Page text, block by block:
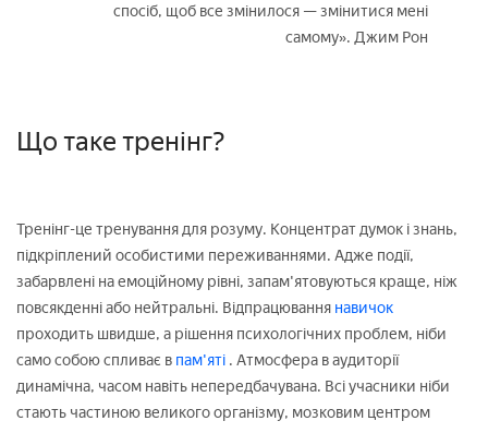
спосіб, щоб все змінилося — змінитися мені
самому». Джим Рон
Що таке тренінг?
Тренінг-це тренування для розуму. Концентрат думок і знань,
підкріплений особистими переживаннями. Адже події,
забарвлені на емоційному рівні, запам'ятовуються краще, ніж
повсякденні або нейтральні. Відпрацювання навичок
проходить швидше, а рішення психологічних проблем, ніби
само собою спливає в пам'яті . Атмосфера в аудиторії
динамічна, часом навіть непередбачувана. Всі учасники ніби
стають частиною великого організму, мозковим центром